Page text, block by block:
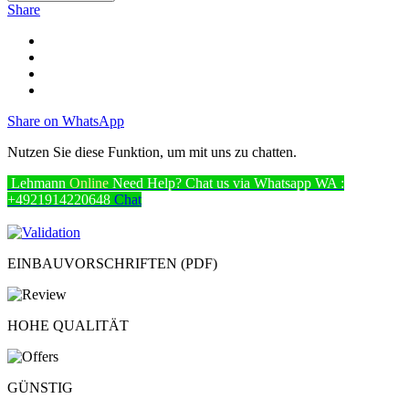
Share
Share on WhatsApp
Nutzen Sie diese Funktion, um mit uns zu chatten.
Lehmann Online Need Help? Chat us via Whatsapp WA :
+4921914220648 Chat
EINBAUVORSCHRIFTEN (PDF)
HOHE QUALITÄT
GÜNSTIG